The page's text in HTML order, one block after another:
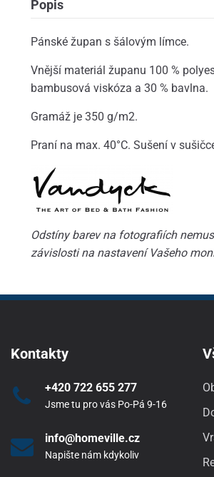
Popis
Pánské župan s šálovým límce.
Vnější materiál županu 100 %
bambusová viskóza a 30 % bavlna.
Gramáž je 350 g/m2.
Praní na max. 40°C. Sušení v
Odstíny barev na fotografiích
závislosti na nastavení Vašeho
Kontakty
+420 722 655 277
Jsme tu pro vás Po-Pá 9-16
info@homeville.cz
Napište nám kdykoliv